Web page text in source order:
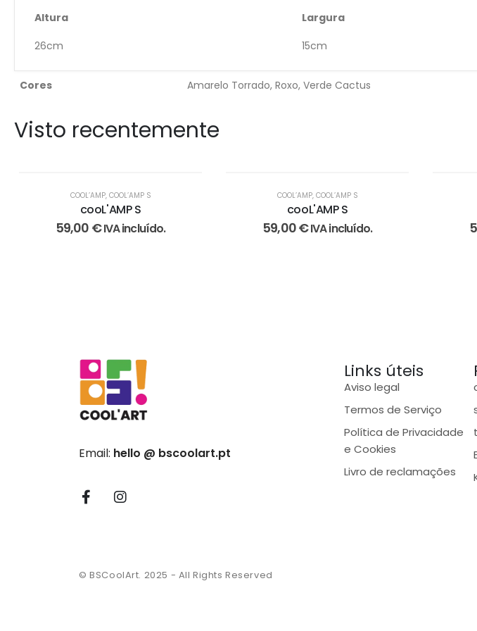
Altura Largura
26cm
15cm
Cores Amarelo Torrado, Roxo, Verde Cactus
Visto recentemente
COOL’AMP, COOL’AMP S
cooL'AMP S
59,00 €IVA incluído.
COOL’AMP, COOL’AMP S
cooL'AMP S
59,00€IVA incluído.
Email: hello @ bscoolart.pt
Links úteis
Aviso legal
Termos de Serviço
Política de Privacidade
e Cookies
Livro de reclamações
© BSCoolArt. 2025 - All Rights Reserved